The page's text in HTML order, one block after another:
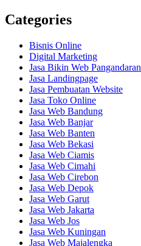
Categories
Bisnis Online
Digital Marketing
Jasa Bikin Web Pangandaran
Jasa Landingpage
Jasa Pembuatan Website
Jasa Toko Online
Jasa Web Bandung
Jasa Web Banjar
Jasa Web Banten
Jasa Web Bekasi
Jasa Web Ciamis
Jasa Web Cimahi
Jasa Web Cirebon
Jasa Web Depok
Jasa Web Garut
Jasa Web Jakarta
Jasa Web Jos
Jasa Web Kuningan
Jasa Web Majalengka